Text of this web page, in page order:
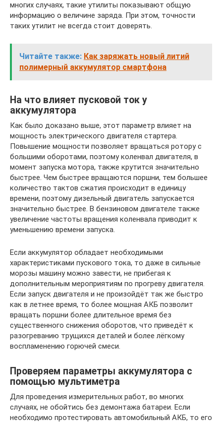
многих случаях, такие утилиты показывают общую
информацию о величине заряда. При этом, точности
таких утилит не всегда стоит доверять.
Читайте также: Как заряжать новый литий
полимерный аккумулятор смартфона
На что влияет пусковой ток у
аккумулятора
Как было доказано выше, этот параметр влияет на
мощность электрического двигателя стартера.
Повышение мощности позволяет вращаться ротору с
большими оборотами, поэтому коленвал двигателя, в
момент запуска мотора, также крутится значительно
быстрее. Чем быстрее вращаются поршни, тем большее
количество тактов сжатия происходит в единицу
времени, поэтому дизельный двигатель запускается
значительно быстрее. В бензиновом двигателе также
увеличение частоты вращения коленвала приводит к
уменьшению времени запуска.
Если аккумулятор обладает необходимыми
характеристиками пускового тока, то даже в сильные
морозы машину можно завести, не прибегая к
дополнительным мероприятиям по прогреву двигателя.
Если запуск двигателя и не произойдёт так же быстро
как в летнее время, то более мощная АКБ позволит
вращать поршни более длительное время без
существенного снижения оборотов, что приведёт к
разогреванию трущихся деталей и более лёгкому
воспламенению горючей смеси.
Проверяем параметры аккумулятора с
помощью мультиметра
Для проведения измерительных работ, во многих
случаях, не обойтись без демонтажа батареи. Если
необходимо протестировать автомобильный АКБ, то его